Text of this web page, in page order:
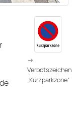
->
Verbotszeichen
„Kurzparkzone“